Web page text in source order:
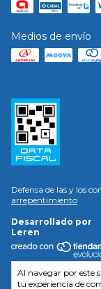
Al navegar por este
tu experiencia de
Medios de envío
Defensa de las y los
arrepentimiento
Desarrollado por
Leren
Copyright Fratelli
reservados.